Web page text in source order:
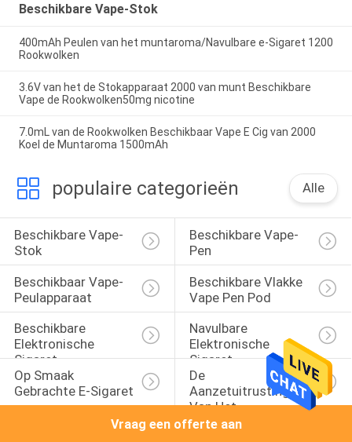
Beschikbare Vape-Stok
400mAh Peulen van het muntaroma/Navulbare e-Sigaret 1200
Rookwolken
3.6V van het de Stokapparaat 2000 van munt Beschikbare
Vape de Rookwolken50mg nicotine
7.0mL van de Rookwolken Beschikbaar Vape E Cig van 2000
Koel de Muntaroma 1500mAh
populaire categorieën Alle
Beschikbare Vape-
Stok
Beschikbare Vape-
Pen
Beschikbaar Vape-
Peulapparaat
Beschikbare Vlakke
Vape Pen Pod
Beschikbare
Elektronische
Sigaret
Navulbare
Elektronische
Sigaret
Op Smaak
Gebrachte E-Sigaret
De
Aanzetuitrustingen
Van Het
Peulsysteem
Vraag een offerte aan